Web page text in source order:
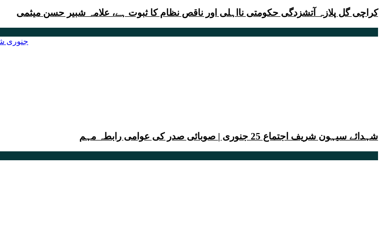
کراچی گل پلازہ آتشزدگی حکومتی نااہلی اور ناقص نظام کا ثبوت ہے، علامہ شبیر حسن میثمی
شہدائے سیہون شریف اجتماع 25 جنوری | صوبائی صدر کی عوامی رابطہ مہم